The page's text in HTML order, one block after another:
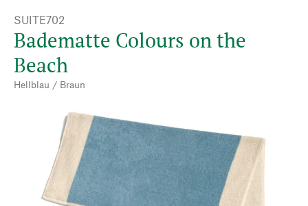
SUITE702
Badematte Colours on the
Beach
Hellblau / Braun